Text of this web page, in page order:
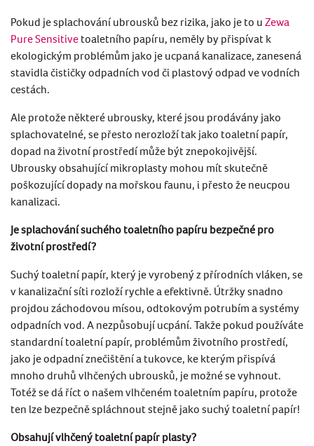
Pokud je splachování ubrousků bez rizika, jako je to u Zewa
Pure Sensitive toaletního papíru, neměly by přispívat k
ekologickým problémům jako je ucpaná kanalizace, zanesená
stavidla čističky odpadních vod či plastový odpad ve vodních
cestách.
Ale protože některé ubrousky, které jsou prodávány jako
splachovatelné, se přesto nerozloží tak jako toaletní papír,
dopad na životní prostředí může být znepokojivější.
Ubrousky obsahující mikroplasty mohou mít skutečně
poškozující dopady na mořskou faunu, i přesto že neucpou
kanalizaci.
Je splachování suchého toaletního papíru bezpečné pro
životní prostředí?
Suchý toaletní papír, který je vyrobený z přírodních vláken, se
v kanalizační síti rozloží rychle a efektivně. Útržky snadno
projdou záchodovou mísou, odtokovým potrubím a systémy
odpadních vod. A nezpůsobují ucpání. Takže pokud používáte
standardní toaletní papír, problémům životního prostředí,
jako je odpadní znečištění a tukovce, ke kterým přispívá
mnoho druhů vlhčených ubrousků, je možné se vyhnout.
Totéž se dá říct o našem vlhčeném toaletním papíru, protože
ten lze bezpečně spláchnout stejně jako suchý toaletní papír!
Obsahují vlhčený toaletní papír plasty?